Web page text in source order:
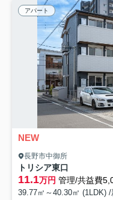
アパート
NEW
長野市中御所
トリシア東口
11.1万円 管理/共益費
39.77㎡～40.30㎡ (1LDK)